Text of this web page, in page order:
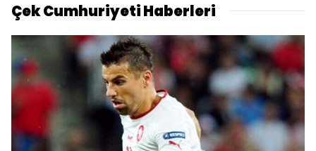
Çek Cumhuriyeti Haberleri